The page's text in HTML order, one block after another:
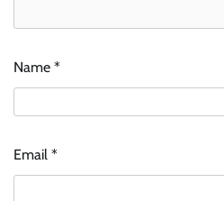
Name *
Email *